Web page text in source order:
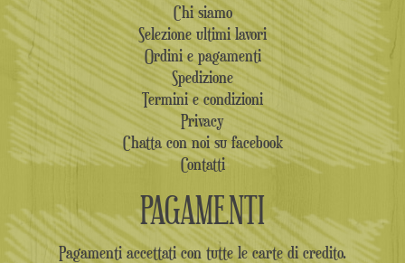
Chi siamo
Selezione ultimi lavori
Ordini e pagamenti
Spedizione
Termini e condizioni
Privacy
Chatta con noi su facebook
Contatti
PAGAMENTI
Pagamenti accettati con tutte le carte di credito.